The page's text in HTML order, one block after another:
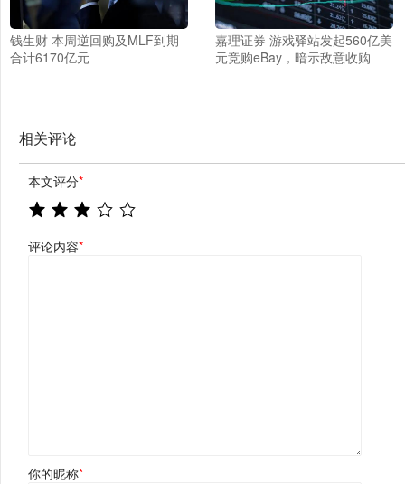
钱生财 本周逆回购及MLF到期
合计6170亿元
嘉理证券 游戏驿站发起560亿美
元竞购eBay，暗示敌意收购
相关评论
本文评分*
评论内容*
你的昵称*